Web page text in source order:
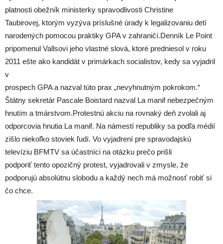
platnosti obežník ministerky spravodlivosti Christine
Taubirovej, ktorým vyzýva príslušné úrady k legalizovaniu detí
narodených pomocou praktiky GPA v zahraničí.Denník Le Point
pripomenul Vallsovi jeho vlastné slová, ktoré predniesol v roku
2011 ešte ako kandidát v primárkach socialistov, kedy sa vyjadril
v
prospech GPA a nazval túto prax „nevyhnutným pokrokom.“
Štátny sekretár Pascale Boistard nazval La manif nebezpečným
hnutím a tmárstvom.Protestnú akciu na rovnaký deň zvolali aj
odporcovia hnutia La manif. Na námestí republiky sa podľa médií
zišlo niekoľko stoviek ľudí. Vo vyjadrení pre spravodajskú
televíziu BFMTV sa účastníci na otázku prečo prišli
podporiť tento opozičný protest, vyjadrovali v zmysle, že
podporujú absolútnu slobodu a každý nech má možnosť robiť si
čo chce.